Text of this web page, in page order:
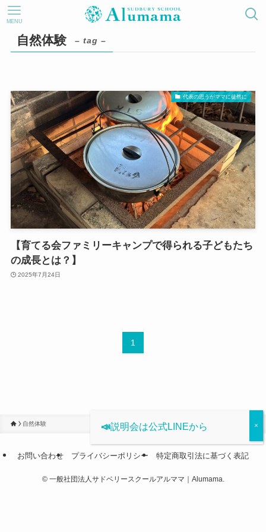
MENU
自然体験 – tag –
代表の思うがママに徒然に
【育てる会ファミリーキャンプで得られる子どもたち
の成長とは？】
2025年7月24日
1
自然体験
お問い合わせ プライバシーポリシー 特定商取引法に基づく表記
©一般社団法人サドベリースクールアルママ｜Alumama.
📣説明会は公式LINEから